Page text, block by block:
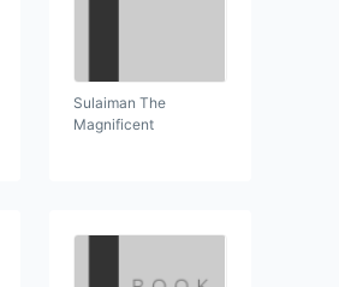
Sulaiman The
Magnificent